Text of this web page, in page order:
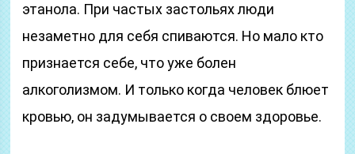
этанола. При частых застольях люди
незаметно для себя спиваются. Но мало кто
признается себе, что уже болен
алкоголизмом. И только когда человек блюет
кровью, он задумывается о своем здоровье.